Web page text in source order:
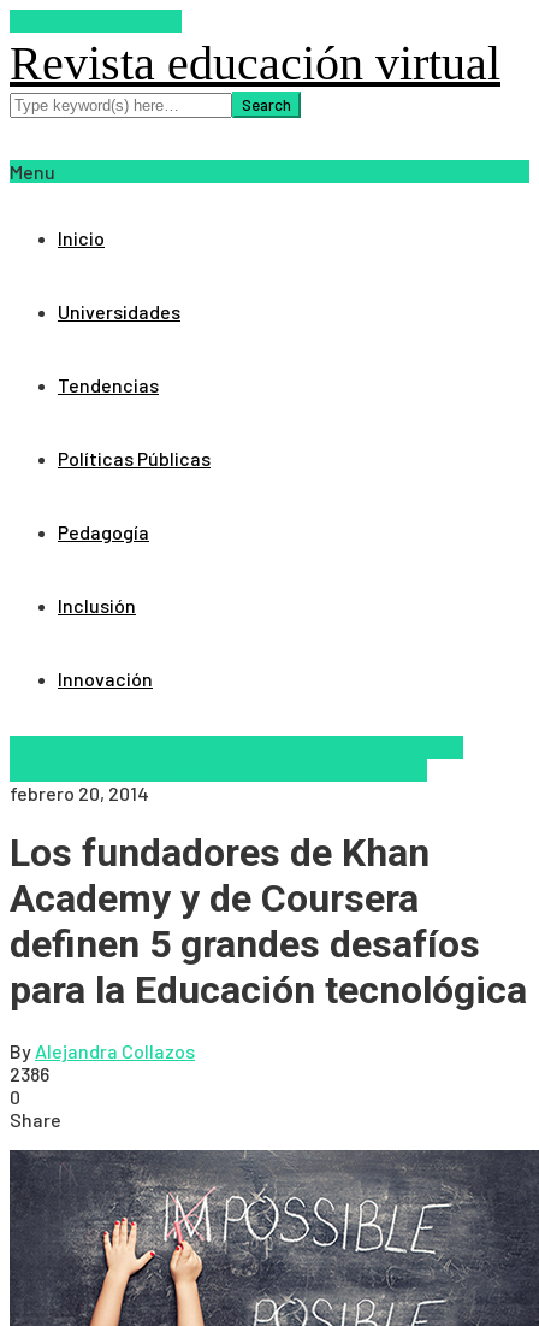
Revista educación virtual
Menu
Inicio
Universidades
Tendencias
Políticas Públicas
Pedagogía
Inclusión
Innovación
febrero 20, 2014
Los fundadores de Khan
Academy y de Coursera
definen 5 grandes desafíos
para la Educación tecnológica
By Alejandra Collazos
2386
0
Share